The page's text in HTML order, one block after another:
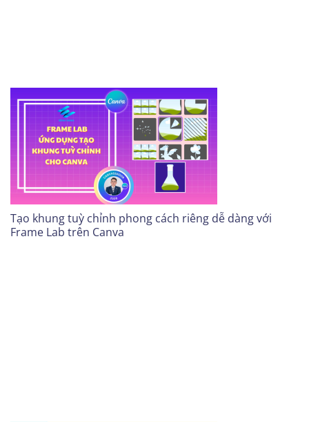
Tạo khung tuỳ chỉnh phong cách riêng dễ dàng với
Frame Lab trên Canva